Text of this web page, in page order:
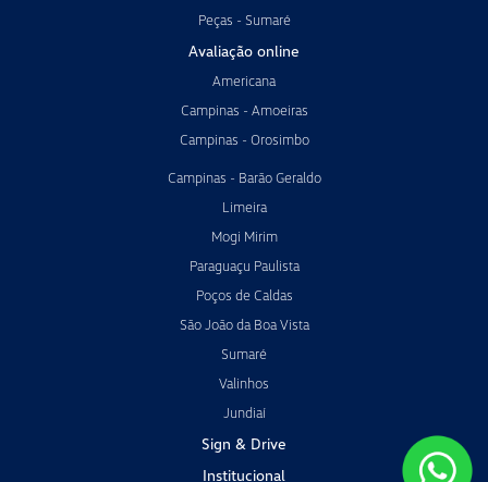
Peças - Sumaré
Avaliação online
Americana
Campinas - Amoeiras
Campinas - Orosimbo
Campinas - Barão Geraldo
Limeira
Mogi Mirim
Paraguaçu Paulista
Poços de Caldas
São João da Boa Vista
Sumaré
Valinhos
Jundiaí
Sign & Drive
Institucional